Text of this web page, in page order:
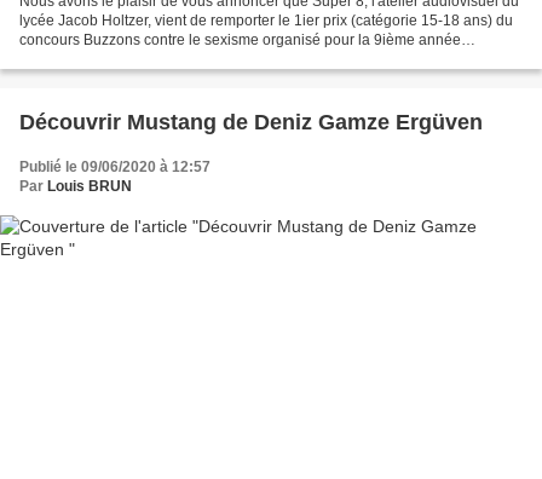
lycée Jacob Holtzer, vient de remporter le 1ier prix (catégorie 15-18 ans) du
concours Buzzons contre le sexisme organisé pour la 9ième année
Découvrir Mustang de Deniz Gamze Ergüven
Publié le 09/06/2020 à 12:57
Par Louis BRUN